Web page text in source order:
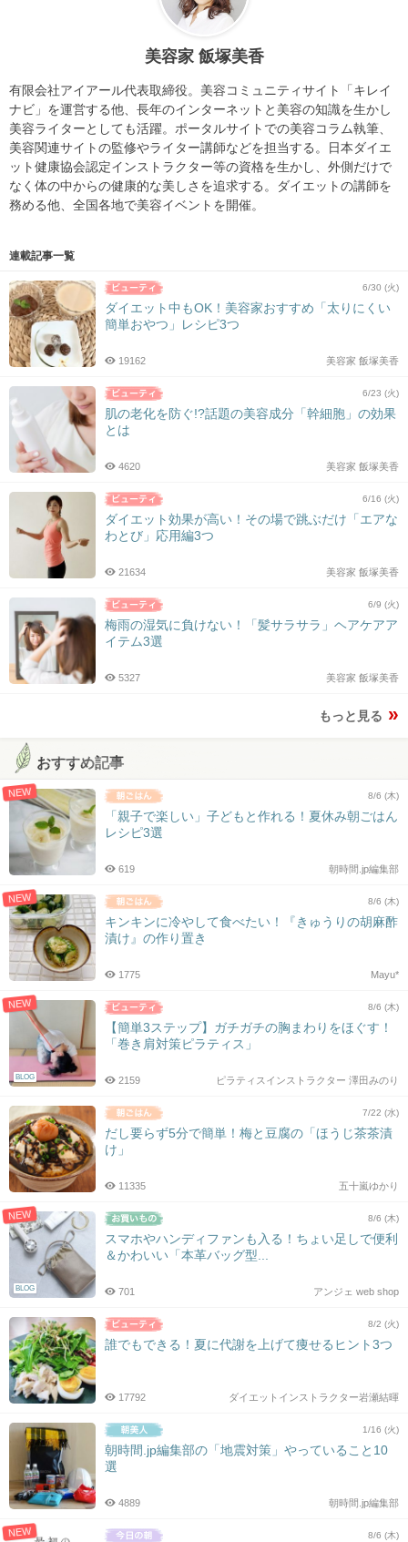
美容家 飯塚美香
有限会社アイアール代表取締役。美容コミュニティサイト「キレイ
ナビ」を運営する他、長年のインターネットと美容の知識を生かし
美容ライターとしても活躍。ポータルサイトでの美容コラム執筆、
美容関連サイトの監修やライター講師などを担当する。日本ダイエ
ット健康協会認定インストラクター等の資格を生かし、外側だけで
なく体の中からの健康的な美しさを追求する。ダイエットの講師を
務める他、全国各地で美容イベントを開催。
連載記事一覧
6/30 (火)
ダイエット中もOK！美容家おすすめ「太りにくい
簡単おやつ」レシピ3つ
美容家 飯塚美香
19162
6/23 (火)
肌の老化を防ぐ!?話題の美容成分「幹細胞」の効果
とは
美容家 飯塚美香
4620
6/16 (火)
ダイエット効果が高い！その場で跳ぶだけ「エアな
わとび」応用編3つ
美容家 飯塚美香
21634
6/9 (火)
梅雨の湿気に負けない！「髪サラサラ」ヘアケアア
イテム3選
美容家 飯塚美香
5327
もっと見る
おすすめ記事
NEW 8/6 (木)
「親子で楽しい」子どもと作れる！夏休み朝ごはん
レシピ3選
朝時間.jp編集部
619
NEW 8/6 (木)
キンキンに冷やして食べたい！『きゅうりの胡麻酢
漬け』の作り置き
Mayu*
1775
NEW
BLOG
8/6 (木)
【簡単3ステップ】ガチガチの胸まわりをほぐす！
「巻き肩対策ピラティス」
ピラティスインストラクター 澤田みのり
2159
7/22 (水)
だし要らず5分で簡単！梅と豆腐の「ほうじ茶茶漬
け」
五十嵐ゆかり
11335
NEW
BLOG
8/6 (木)
スマホやハンディファンも入る！ちょい足しで便利
＆かわいい「本革バッグ型...
アンジェ web shop
701
8/2 (火)
誰でもできる！夏に代謝を上げて痩せるヒント3つ
ダイエットインストラクター岩瀬結暉
17792
1/16 (火)
朝時間.jp編集部の「地震対策」やっていること10
選
朝時間.jp編集部
4889
NEW 8/6 (木)